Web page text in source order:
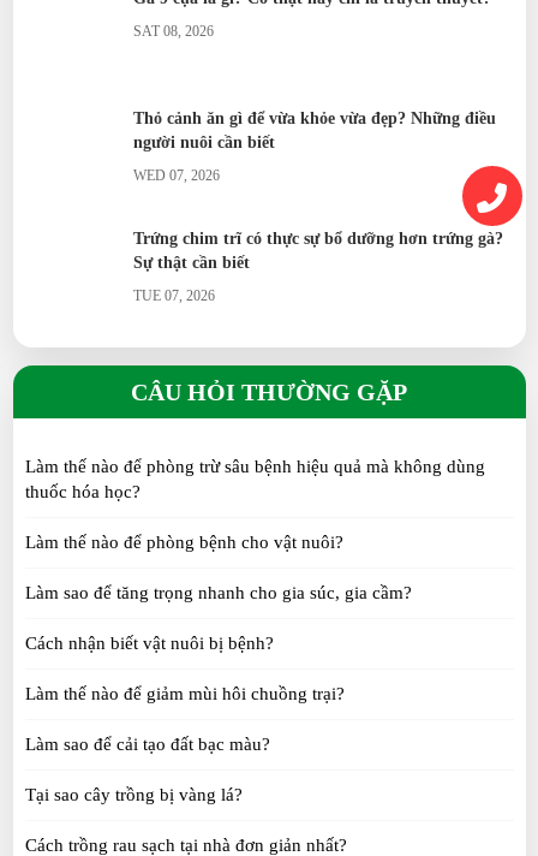
SAT 08, 2026
Thỏ cảnh ăn gì để vừa khỏe vừa đẹp? Những điều
người nuôi cần biết
WED 07, 2026
Trứng chim trĩ có thực sự bổ dưỡng hơn trứng gà?
Sự thật cần biết
TUE 07, 2026
dụng và bảo quản
SUN 07, 2026
Vịt Call Duck: Tại sao lại được giới trẻ săn lùng?
Gà Tre Thái có những màu gì? 6 màu lông đẹp
SAT 07, 2026
cần biết
Gà Tàu vàng: Đặc điểm, nguồn gốc, kinh nghiệm
CÂU HỎI THƯỜNG GẶP
Làm thế nào để phòng trừ sâu bệnh hiệu quả mà không dùng
thuốc hóa học?
Làm thế nào để phòng bệnh cho vật nuôi?
Làm sao để tăng trọng nhanh cho gia súc, gia cầm?
Cách nhận biết vật nuôi bị bệnh?
Làm thế nào để giảm mùi hôi chuồng trại?
Làm sao để cải tạo đất bạc màu?
Tại sao cây trồng bị vàng lá?
Cách trồng rau sạch tại nhà đơn giản nhất?